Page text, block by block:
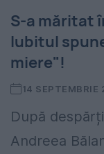
S-a măritat
Iubitul
miere"!
14 SEPTEMBRIE
După
Andreea